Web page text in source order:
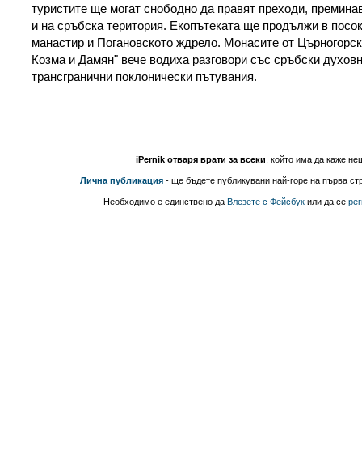
туристите ще могат снободно да правят преходи,
и на сръбска територия. Екопътеката ще продължи в
манастир и Погановското ждрело. Монасите от
Козма и Дамян" вече водиха разговори със сръбски
трансгранични поклонически пътувания.
iPernik отваря врати за всеки , който има да каже
Лична публикация - ще бъдете публикувани най-горе на първа
Необходимо е единствено да Влезете с Фейсбукили да се